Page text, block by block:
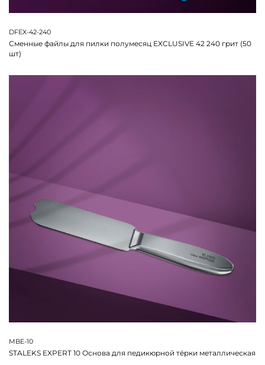
DFEX-42-240
Сменные файлы для пилки полумесяц EXCLUSIVE 42 240 грит (50
шт)
MBE-10
STALEKS EXPERT 10 Основа для педикюрной тёрки металлическая